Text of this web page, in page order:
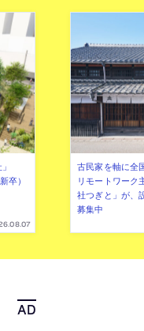
卒）
古民家を軸に全
リモートワーク
社つぎと」が、
募集中